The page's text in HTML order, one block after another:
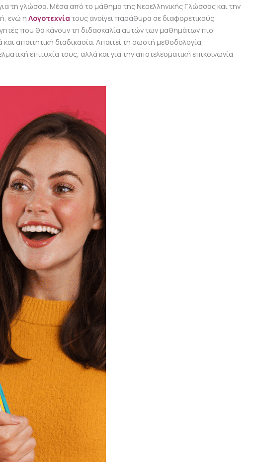
τη γλώσσα. Μέσα από το μάθημα της Νεοελληνικής Γλώσσας και την
ενώ η Λογοτεχνία τους ανοίγει παράθυρα σε διαφορετικούς
που θα κάνουν τη διδασκαλία αυτών των μαθημάτων πιο
απαιτητική διαδικασία. Απαιτεί τη σωστή μεθοδολογία,
επιτυχία τους, αλλά και για την αποτελεσματική επικοινωνία